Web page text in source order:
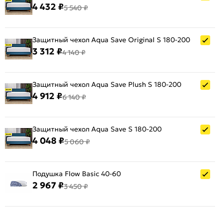
4 432 ₽5 540 ₽
Защитный чехол Aqua Save Original S 180-200
3 312 ₽4 140 ₽
Защитный чехол Aqua Save Plush S 180-200
4 912 ₽6 140 ₽
Защитный чехол Aqua Save S 180-200
4 048 ₽5 060 ₽
Подушка Flow Basic 40-60
2 967 ₽3 450 ₽